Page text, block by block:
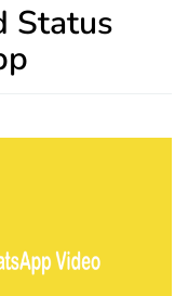
Status